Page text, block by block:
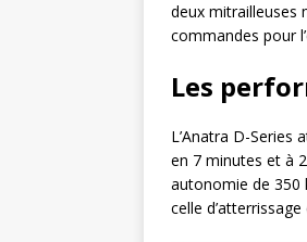
deux mitrailleuses
commandes pour
Les
L’Anatra D-
en 7 minutes et à
autonomie de 350
celle